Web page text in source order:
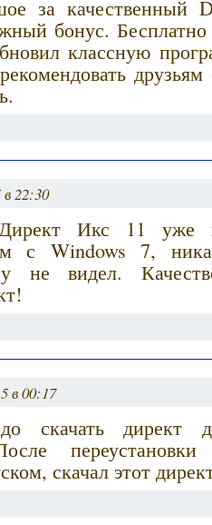
за качественный
бонус. Бесплатно
классную
в 22:30
Икс 11 уже
с Windows 7,
не видел.
в 00:17
скачать директ
скачал этот